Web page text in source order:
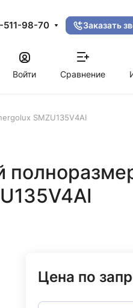
98-70 Заказать
Войти
Сравнение
SMZU135V4AI
Цена по